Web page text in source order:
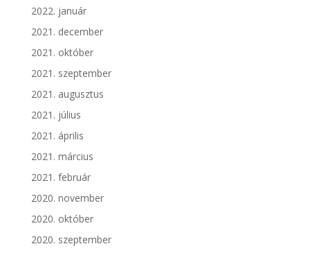
2022. január
2021. december
2021. október
2021. szeptember
2021. augusztus
2021. július
2021. április
2021. március
2021. február
2020. november
2020. október
2020. szeptember